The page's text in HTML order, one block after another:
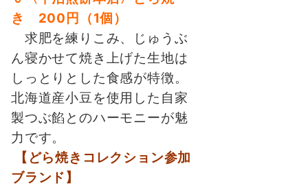
き 200円（1個）
求肥を練りこみ、じゅうぶ
ん寝かせて焼き上げた生地は
しっとりとした食感が特徴。
北海道産小豆を使用した自家
製つぶ餡とのハーモニーが魅
力です。
【どら焼きコレクション参加
ブランド】